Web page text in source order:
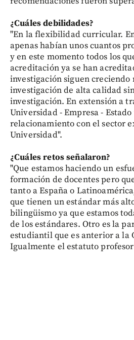
¿Cuáles debilidades?
"En la flexibilidad curricular.
apenas habían unos cuantos
y en este momento todos los
acreditación ya se han
investigación siguen creciendo
investigación de alta calidad
investigación. En extensión a
Universidad - Empresa -
relacionamiento con el sector
Universidad".
¿Cuáles retos señalaron?
"Que estamos haciendo un
formación de docentes pero
tanto a España o
que tienen un estándar más
bilingüismo ya que estamos
de los estándares. Otro es la
estudiantil que es anterior a la
Igualmente el estatuto